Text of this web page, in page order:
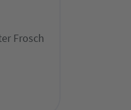
Frosch